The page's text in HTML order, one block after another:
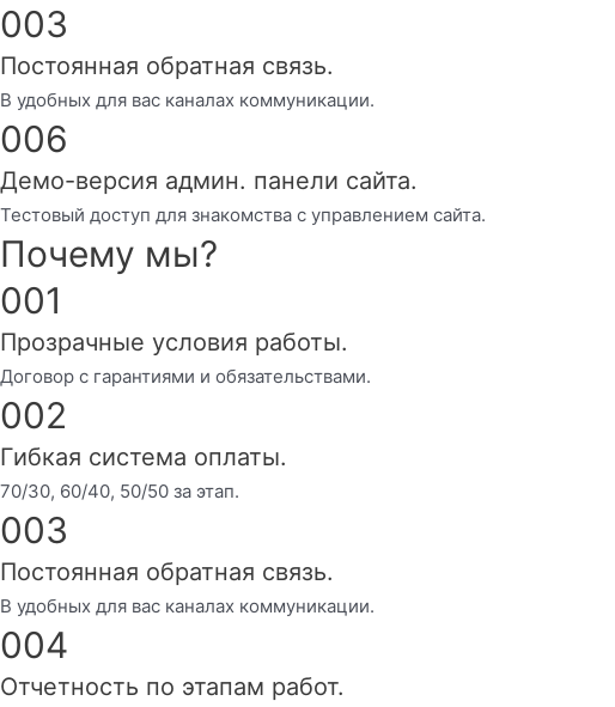
003
Постоянная обратная связь.
В удобных для вас каналах коммуникации.
006
Демо-версия админ. панели сайта.
Тестовый доступ для знакомства с управлением сайта.
Почему мы?
001
Прозрачные условия работы.
Договор с гарантиями и обязательствами.
002
Гибкая система оплаты.
70/30, 60/40, 50/50 за этап.
003
Постоянная обратная связь.
В удобных для вас каналах коммуникации.
004
Отчетность по этапам работ.